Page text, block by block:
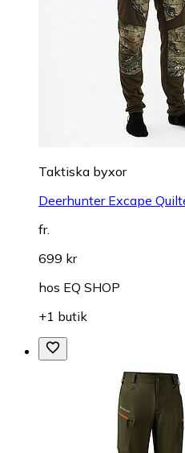
Taktiska byxor
Deerhunter Excape
fr.
699 kr
hos EQ SHOP
+1 butik